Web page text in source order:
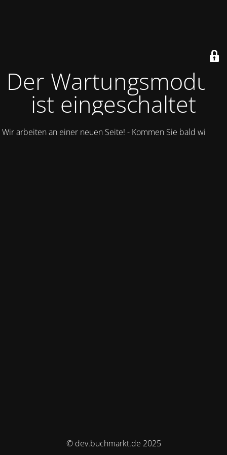
Der Wartungsmodus
ist eingeschaltet
Wir arbeiten an einer neuen Seite! - Kommen Sie bald wieder.
© dev.buchmarkt.de 2025